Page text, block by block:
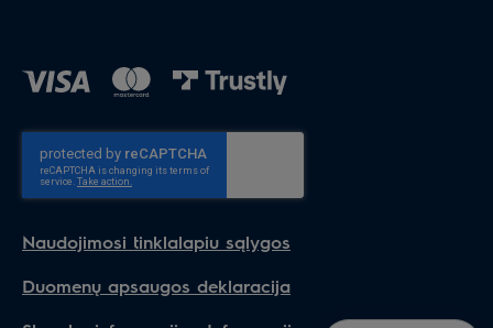
Naudojimosi tinklalapiu sąlygos
Duomenų apsaugos deklaracija